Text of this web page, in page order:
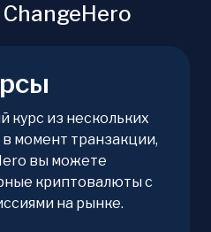
ChangeHero
курс из нескольких
момент транзакции,
вы можете
криптовалюты с
на рынке.